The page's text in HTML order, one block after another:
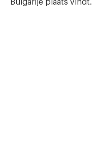
Bulgarije plaats vindt.